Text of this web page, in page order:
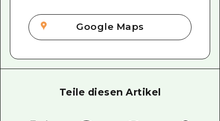
Google Maps
Teile diesen Artikel